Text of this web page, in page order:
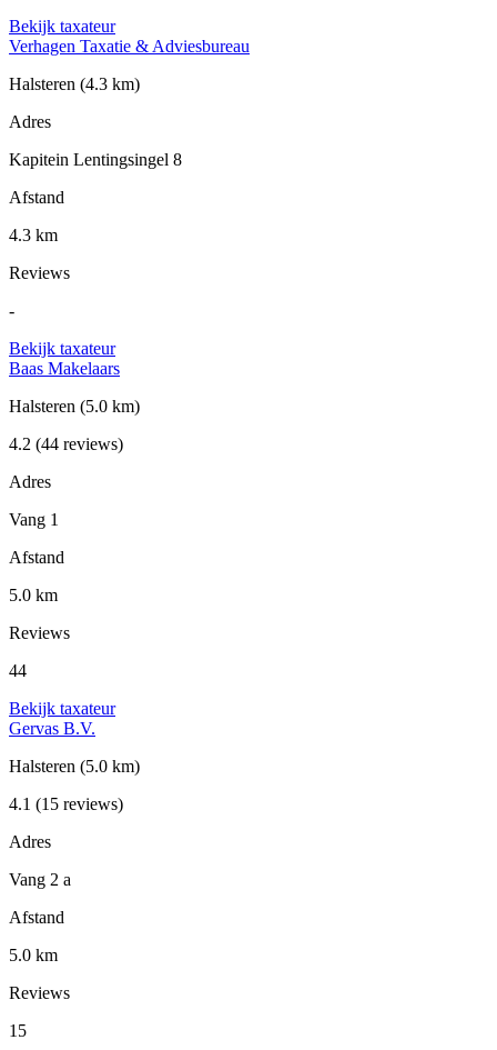
Bekijk taxateur
Verhagen Taxatie & Adviesbureau
Halsteren (4.3 km)
Adres
Kapitein Lentingsingel 8
Afstand
4.3 km
Reviews
-
Bekijk taxateur
Baas Makelaars
Halsteren (5.0 km)
4.2 (44 reviews)
Adres
Vang 1
Afstand
5.0 km
Reviews
44
Bekijk taxateur
Gervas B.V.
Halsteren (5.0 km)
4.1 (15 reviews)
Adres
Vang 2 a
Afstand
5.0 km
Reviews
15